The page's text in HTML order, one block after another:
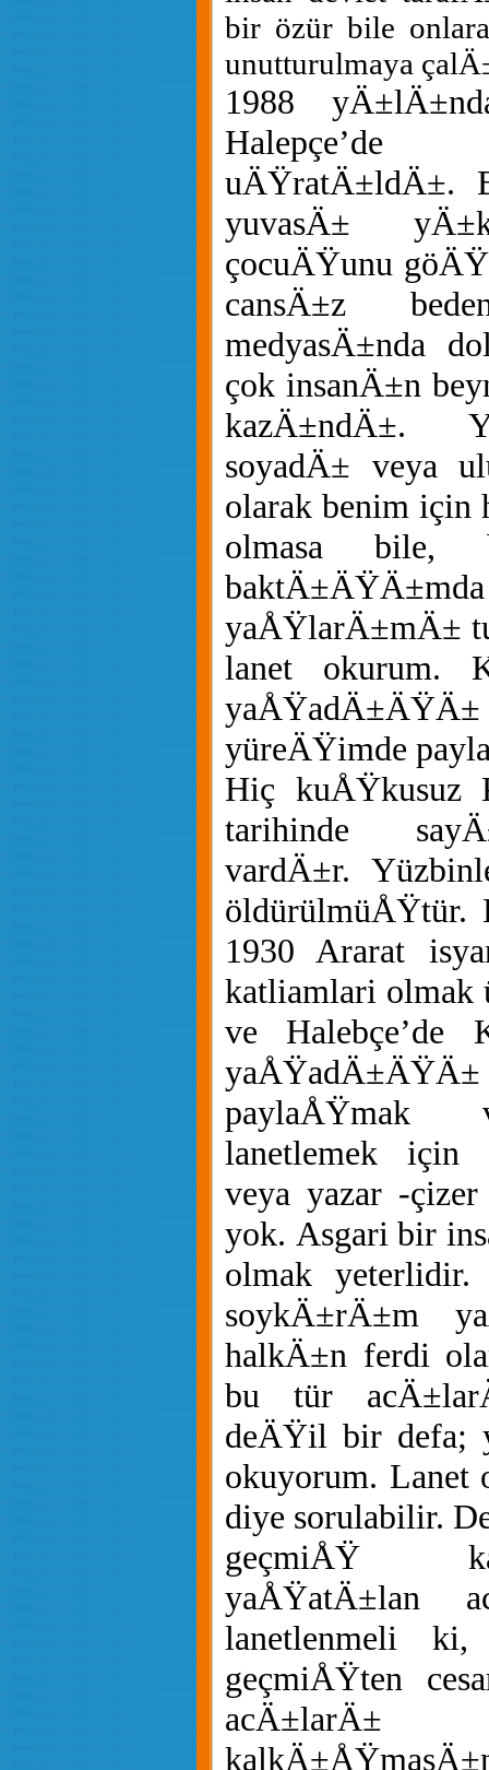
bir özür bile
unutturulmaya
1988
Halepçe’de
uÄŸratÄ±ldÄ±.
yuvasÄ±
çocuÄŸunu
cansÄ±z
medyasÄ±nda
çok insanÄ±n
kazÄ±ndÄ±.
soyadÄ± veya
olarak benim için
olmasa bile,
yaÅŸlarÄ±mÄ±
lanet okurum.
yüreÄŸimde
Hiç kuÅŸkusuz
tarihinde
vardÄ±r.
öldürülmüÅŸtür.
1930 Ararat
katliamlari olmak
ve Halebçe’de
paylaÅŸmak
lanetlemek için
veya yazar -
yok. Asgari bir
olmak
soykÄ±rÄ±m
halkÄ±n ferdi
bu tür
deÄŸil bir defa;
okuyorum. Lanet
diye sorulabilir.
geçmiÅŸ
yaÅŸatÄ±lan
lanetlenmeli
geçmiÅŸten
acÄ±larÄ±